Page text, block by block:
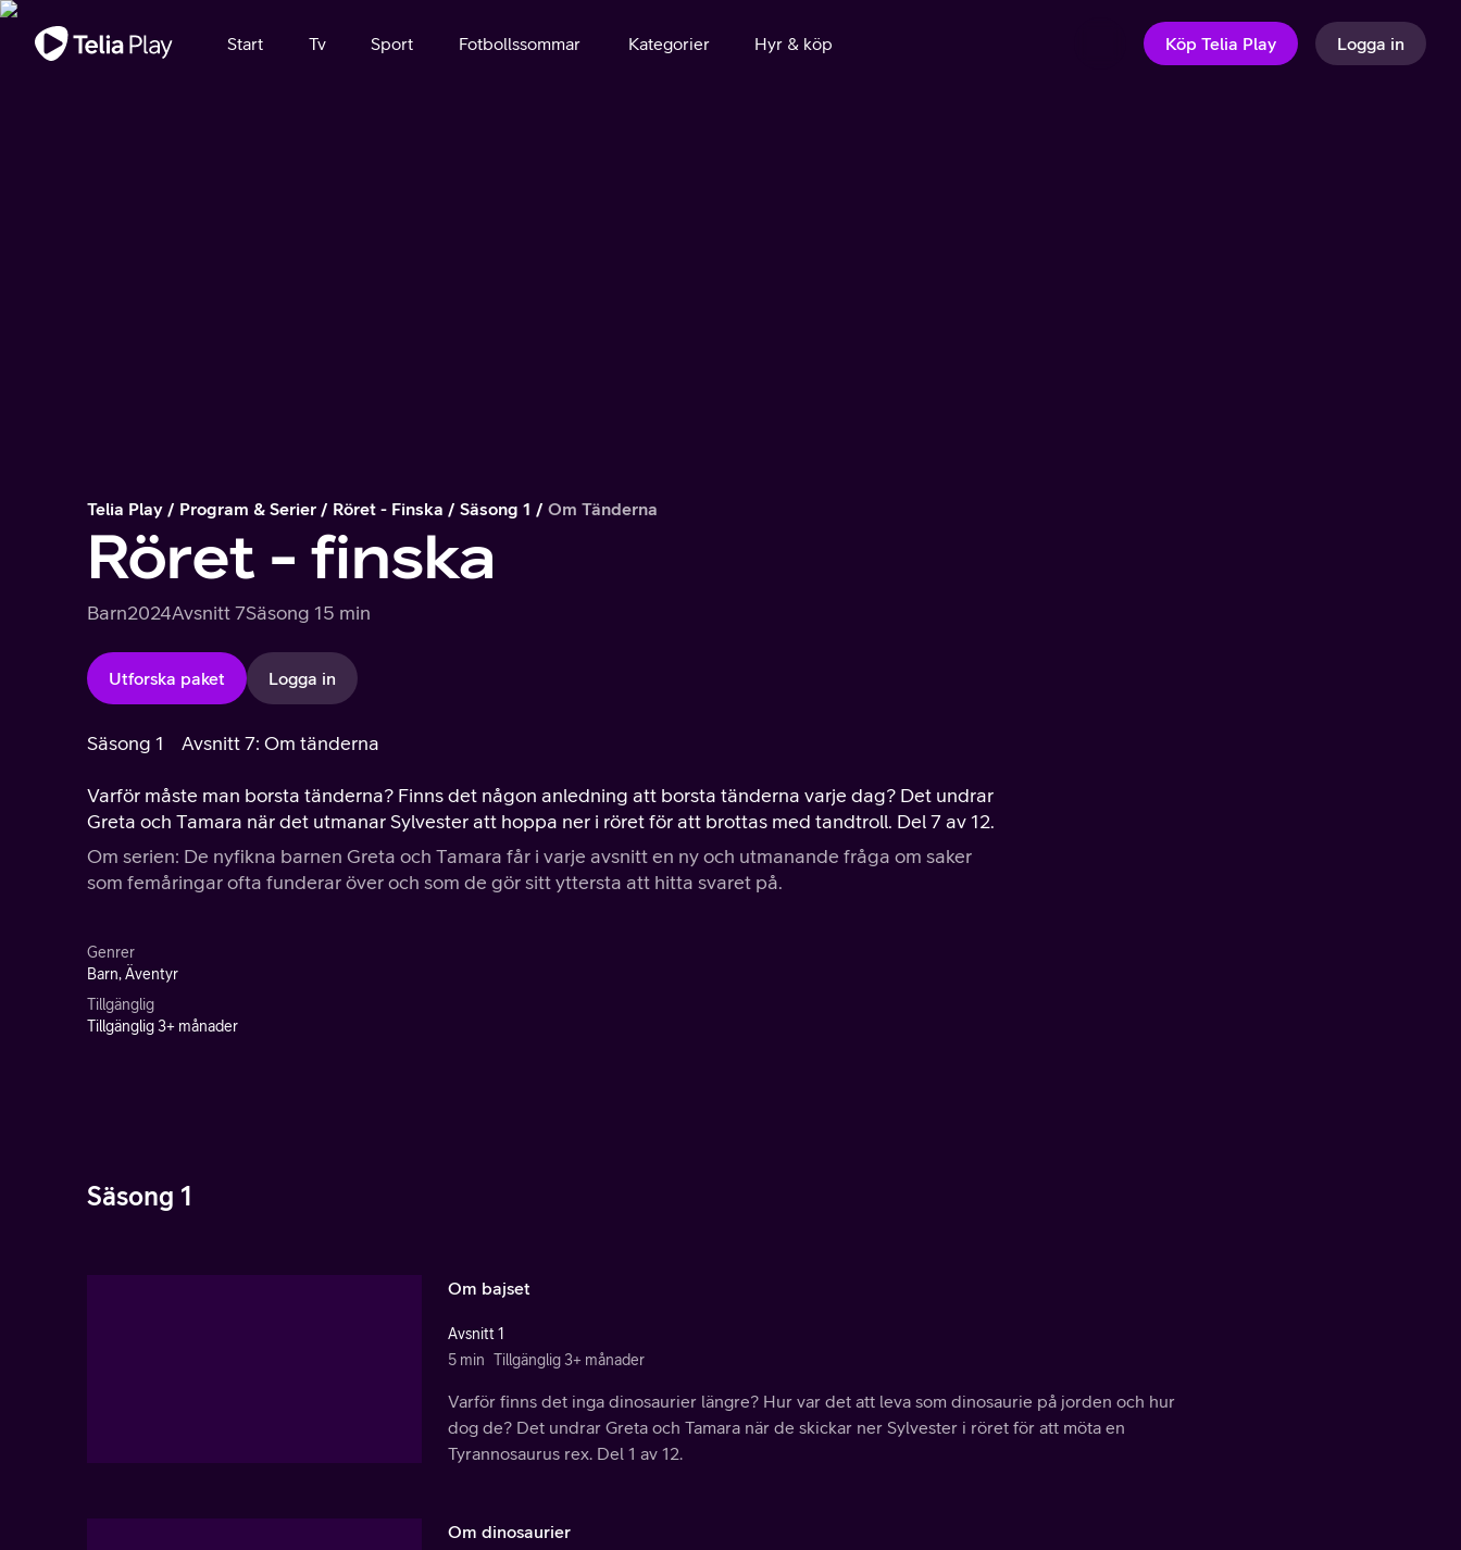
Viktigt meddelande
Start Tv Sport Fotbollssommar Kategorier Hyr & köp Köp Telia Play Logga in
Telia Play Program & Serier Röret - Finska Säsong 1 Om Tänderna
Röret - finska
Barn2024Avsnitt 7Säsong 15 min
Utforska paket Logga in
Säsong 1 Avsnitt 7: Om tänderna
Varför måste man borsta tänderna? Finns det någon anledning att borsta tänderna varje dag? Det undrar
Greta och Tamara när det utmanar Sylvester att hoppa ner i röret för att brottas med tandtroll. Del 7 av 12.
Om serien: De nyfikna barnen Greta och Tamara får i varje avsnitt en ny och utmanande fråga om saker
som femåringar ofta funderar över och som de gör sitt yttersta att hitta svaret på.
Genrer
Barn, Äventyr
Tillgänglig
Tillgänglig 3+ månader
Säsong 1
Om bajset
Avsnitt 1
5 min Tillgänglig 3+ månader
Varför finns det inga dinosaurier längre? Hur var det att leva som dinosaurie på jorden och hur
dog de? Det undrar Greta och Tamara när de skickar ner Sylvester i röret för att möta en
Tyrannosaurus rex. Del 1 av 12.
Om dinosaurier